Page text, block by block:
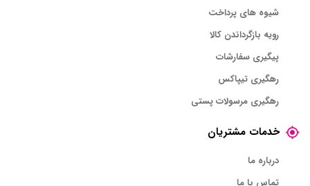
شیوه های پرداخت
رویه بازگرداندن کالا
پیگیری سفارشات
رهگیری تیپاکس
رهگیری مرسولات پستی
خدمات مشتریان
درباره ما
تماس با ما